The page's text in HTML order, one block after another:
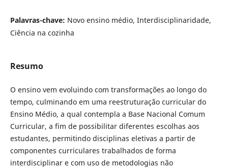
Palavras-chave: Novo ensino médio, Interdisciplinaridade,
Ciência na cozinha
Resumo
O ensino vem evoluindo com transformações ao longo do
tempo, culminando em uma reestruturação curricular do
Ensino Médio, a qual contempla a Base Nacional Comum
Curricular, a fim de possibilitar diferentes escolhas aos
estudantes, permitindo disciplinas eletivas a partir de
componentes curriculares trabalhados de forma
interdisciplinar e com uso de metodologias não